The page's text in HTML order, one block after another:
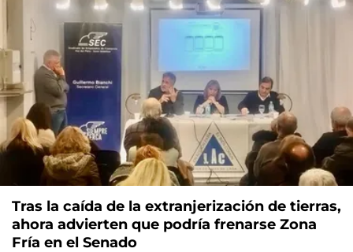
Tras la caída de la extranjerización de tierras,
ahora advierten que podría frenarse Zona
Fría en el Senado